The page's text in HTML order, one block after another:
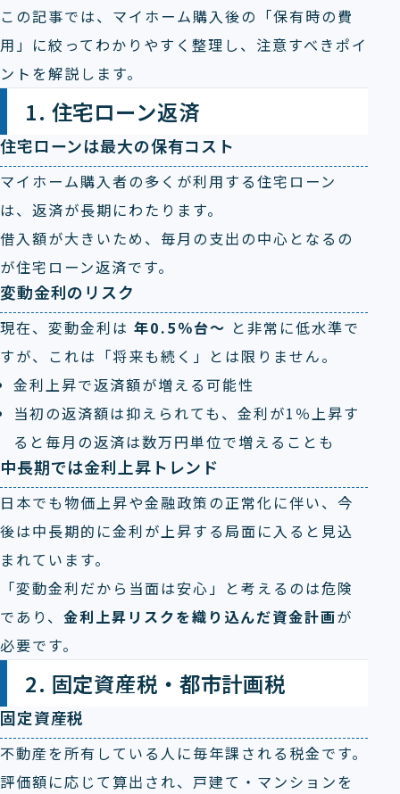
この記事では、マイホーム購入後の「保有時の費
用」に絞ってわかりやすく整理し、注意すべきポイ
ントを解説します。
1. 住宅ローン返済
住宅ローンは最大の保有コスト
マイホーム購入者の多くが利用する住宅ローン
は、返済が長期にわたります。
借入額が大きいため、毎月の支出の中心となるの
が住宅ローン返済です。
変動金利のリスク
現在、変動金利は 年0.5％台～ と非常に低水準で
すが、これは「将来も続く」とは限りません。
金利上昇で返済額が増える可能性
当初の返済額は抑えられても、金利が1％上昇す
ると毎月の返済は数万円単位で増えることも
中長期では金利上昇トレンド
日本でも物価上昇や金融政策の正常化に伴い、今
後は中長期的に金利が上昇する局面に入ると見込
まれています。
「変動金利だから当面は安心」と考えるのは危険
であり、 金利上昇リスクを織り込んだ資金計画が
必要です。
2. 固定資産税・都市計画税
固定資産税
不動産を所有している人に毎年課される税金です。
評価額に応じて算出され、戸建て・マンションを